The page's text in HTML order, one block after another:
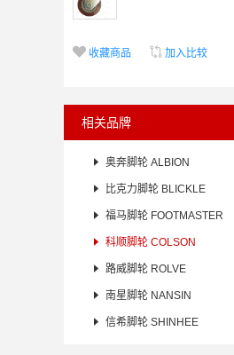
 收藏商品  加入比较
相关品牌
 奥奔脚轮 ALBION
 比克力脚轮 BLICKLE
 福马脚轮 FOOTMASTER
 科顺脚轮 COLSON
 路威脚轮 ROLVE
 南星脚轮 NANSIN
 信希脚轮 SHINHEE